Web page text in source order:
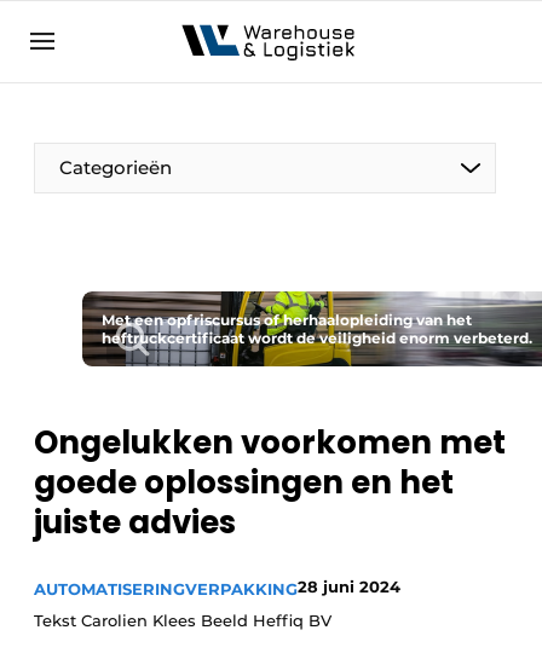
NL EN
Categorieën
Met een opfriscursus of herhaalopleiding van het
heftruckcertificaat wordt de veiligheid enorm verbeterd.
Ongelukken voorkomen met
goede oplossingen en het
juiste advies
AUTOMATISERINGVERPAKKING28 juni 2024
Tekst Carolien Klees Beeld Heffiq BV